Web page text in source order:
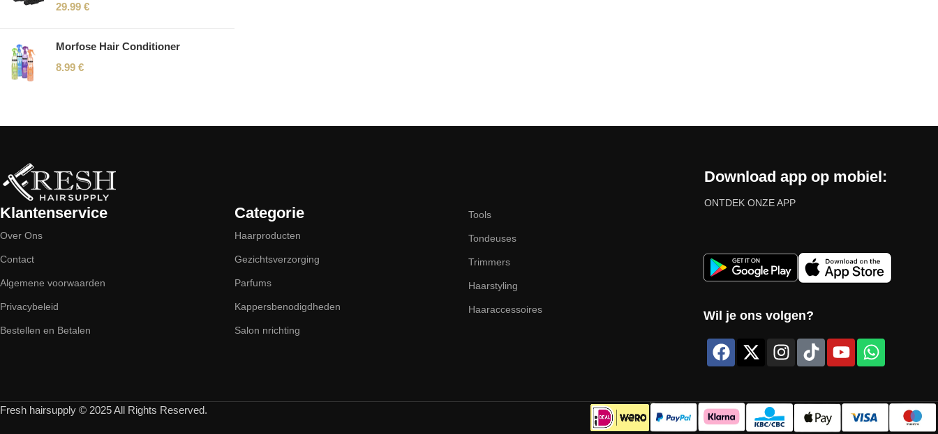
29.99 €
Morfose Hair Conditioner
8.99 €
Klantenservice
Over Ons
Contact
Algemene voorwaarden
Privacybeleid
Bestellen en Betalen
Categorie
Haarproducten
Gezichtsverzorging
Parfums
Kappersbenodigdheden
Salon nrichting
Tools
Tondeuses
Trimmers
Haarstyling
Haaraccessoires
Download app op mobiel:
ONTDEK ONZE APP
Wil je ons volgen?
Fresh hairsupply © 2025 All Rights Reserved.